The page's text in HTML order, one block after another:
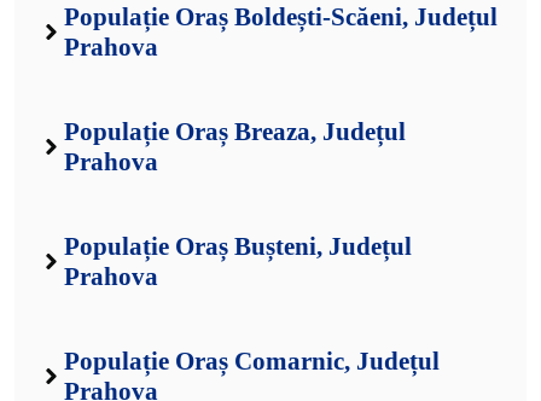
Populație Oraș Boldești-Scăeni, Județul
Prahova
Populație Oraș Breaza, Județul
Prahova
Populație Oraș Bușteni, Județul
Prahova
Populație Oraș Comarnic, Județul
Prahova